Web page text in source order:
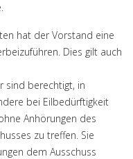
hat der Vorstand eine
Dies gilt auch
sind berechtigt, in
bei Eilbedürftigkeit
Anhörungen des
zu treffen. Sie
dem Ausschuss